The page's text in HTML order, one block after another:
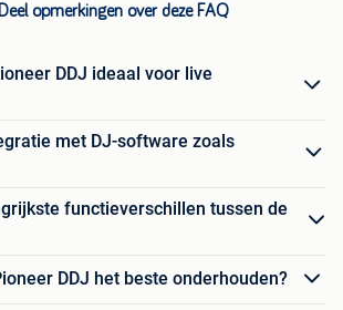
Deel opmerkingen over deze FAQ
DDJ ideaal voor live
met DJ-software zoals
functieverschillen tussen de
DDJ het beste onderhouden?